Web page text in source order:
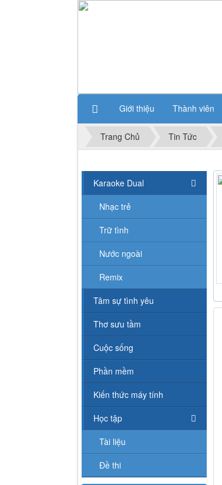
Giới thiệu Thành viên
Trang Chủ Tin Tức
Karaoke Dual
Nhạc trẻ
Trữ tình
Nước ngoài
Remix
Tâm sự tình yêu
Thơ sưu tầm
Cuộc sống
Phần mềm
Kiến thức máy tính
Học tập
Tài liệu
Đề thi